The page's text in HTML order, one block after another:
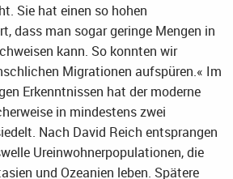
Sie hat einen so hohen
dass man sogar geringe Mengen in
kann. So konnten wir
Migrationen aufspüren.« Im
Erkenntnissen hat der moderne
in mindestens zwei
Nach David Reich entsprangen
Ureinwohnerpopulationen, die
und Ozeanien leben. Spätere